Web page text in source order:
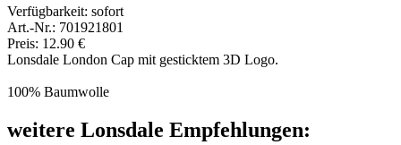
Verfügbarkeit: sofort
Art.-Nr.: 701921801
Preis: 12.90 €
Lonsdale London Cap mit gesticktem 3D Logo.
100% Baumwolle
weitere Lonsdale Empfehlungen: